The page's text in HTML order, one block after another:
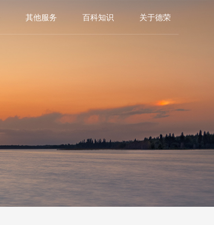
其他服务 百科知识 关于德荣